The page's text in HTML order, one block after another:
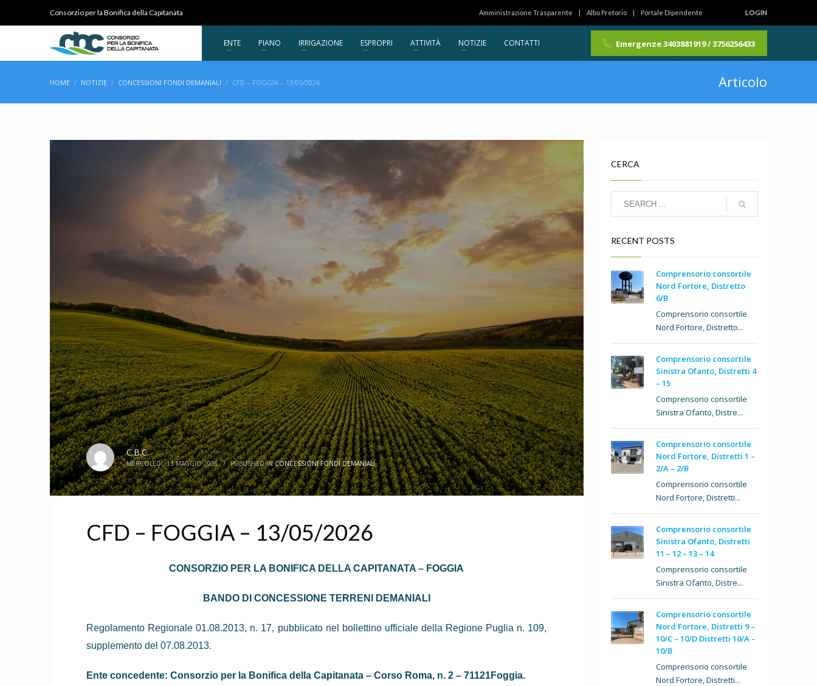
Consorzio per la Bonifica della Capitanata Amministrazione Trasparente Albo Pretorio Portale Dipendente LOGIN
ENTE PIANO IRRIGAZIONE ESPROPRI ATTIVITÀ NOTIZIE CONTATTI Emergenze 3403881919 / 3756256433
HOME NOTIZIE CONCESSIONI FONDI DEMANIALI CFD – FOGGIA – 13/05/2026 Articolo
C.B.C.
MERCOLEDÌ, 13 MAGGIO 2026 / PUBLISHED INCONCESSIONI FONDI DEMANIALI
CFD – FOGGIA – 13/05/2026
CONSORZIO PER LA BONIFICA DELLA CAPITANATA – FOGGIA
BANDO DI CONCESSIONE TERRENI DEMANIALI
Regolamento Regionale 01.08.2013, n. 17, pubblicato nel bollettino ufficiale della Regione Puglia n. 109,
supplemento del 07.08.2013.
Ente concedente: Consorzio per la Bonifica della Capitanata – Corso Roma, n. 2 – 71121Foggia.
CERCA
RECENT POSTS
Comprensorio consortile
Nord Fortore, Distretto
6/B
Comprensorio consortile
Nord Fortore, Distretto...
Comprensorio consortile
Sinistra Ofanto, Distretti 4
– 15
Comprensorio consortile
Sinistra Ofanto, Distre...
Comprensorio consortile
Nord Fortore, Distretti 1 –
2/A – 2/B
Comprensorio consortile
Nord Fortore, Distretti...
Comprensorio consortile
Sinistra Ofanto, Distretti
11 – 12 – 13 – 14
Comprensorio consortile
Sinistra Ofanto, Distre...
Comprensorio consortile
Nord Fortore, Distretti 9 –
10/C – 10/D Distretti 10/A –
10/B
Comprensorio consortile
Nord Fortore, Distretti...